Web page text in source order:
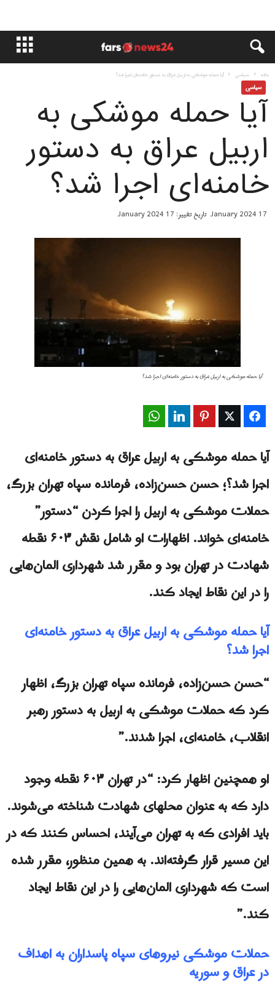
خانه سياسى آیا حمله موشکی به اربیل عراق به دستور خامنه‌ای اجرا شد؟
سياسى
آیا حمله موشکی به
اربیل عراق به دستور
خامنه‌ای اجرا شد؟
17 January 2024 تاریخ تغییر: 17 January 2024
آیا حمله موشکی به اربیل عراق به دستور خامنه‌ای اجرا شد؟
Facebook
Twitter
Pinterest
LinkedIn
آیا حمله موشکی به اربیل عراق به دستور خامنه‌ای
اجرا شد؟؛ حسن حسن‌زاده، فرمانده سپاه تهران بزرگ،
حملات موشکی به اربیل را اجرا کردن “دستور”
خامنه‌ای خواند. اظهارات او شامل نقش ۶۰۳ نقطه
شهادت در تهران بود و مقرر شد شهرداری المان‌هایی
را در این نقاط ایجاد کند.
آیا حمله موشکی به اربیل عراق به دستور خامنه‌ای
اجرا شد؟
“حسن حسن‌زاده، فرمانده سپاه تهران بزرگ، اظهار
کرد که حملات موشکی به اربیل به دستور رهبر
انقلاب، خامنه‌ای، اجرا شدند.”
او همچنین اظهار کرد: “در تهران ۶۰۳ نقطه وجود
دارد که به عنوان محلهای شهادت شناخته می‌شوند.
باید افرادی که به تهران می‌آیند، احساس کنند که در
این مسیر قرار گرفته‌اند. به همین منظور، مقرر شده
است که شهرداری المان‌هایی را در این نقاط ایجاد
کند.”
حملات موشکی نیروهای سپاه پاسداران به اهداف
در عراق و سوریه